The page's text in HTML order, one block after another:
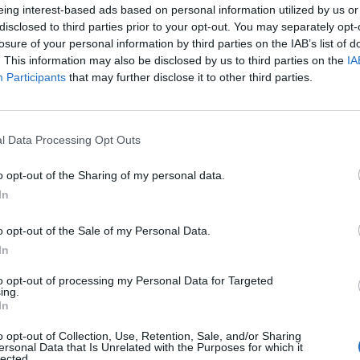
interest-based ads based on personal information utilized by us
to third parties prior to your opt-out. You may separately
of your personal information by third parties on the IAB’s list of
This information may also be disclosed by us to third parties on the
Participants that may further disclose it to other third parties.
Data Processing Opt Outs
opt-out of the Sharing of my personal data.
opt-out of the Sale of my Personal Data.
opt-out of processing my Personal Data for Targeted
opt-out of Collection, Use, Retention, Sale, and/or Sharing
Data that Is Unrelated with the Purposes for which it
Κάρτα ψηφιακού ταχογράφου
Προϋπηρεσία σε ανάλογη θέση